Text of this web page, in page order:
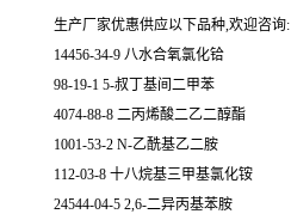
生产厂家优惠供应以下品种,欢迎咨询:
14456-34-9 八水合氧氯化铪
98-19-1 5-叔丁基间二甲苯
4074-88-8 二丙烯酸二乙二醇酯
1001-53-2 N-乙酰基乙二胺
112-03-8 十八烷基三甲基氯化铵
24544-04-5 2,6-二异丙基苯胺